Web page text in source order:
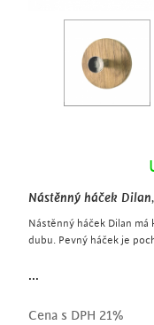
Nástěnný háček Dilan
Nástěnný háček Dilan
dubu. Pevný háček je
pochromovaný háček
...
Cena s DPH 21%